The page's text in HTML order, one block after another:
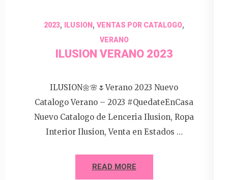
2023, ILUSION , VENTAS POR CATALOGO,
VERANO
ILUSION VERANO 2023
ILUSION🌼🌸🌷Verano 2023 Nuevo
Catalogo Verano – 2023 #QuedateEnCasa
Nuevo Catalogo de Lenceria Ilusion, Ropa
Interior Ilusion, Venta en Estados …
READ MORE